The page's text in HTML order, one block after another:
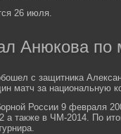
26 июля.
Анюкова по
с защитника
матч за национальную
России 9 февраля
а также в ЧМ-2014. По